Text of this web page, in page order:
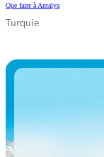
Que faire à Antalya
Turquie